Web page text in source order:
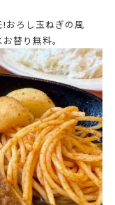
おろし玉ねぎの風
替り無料。